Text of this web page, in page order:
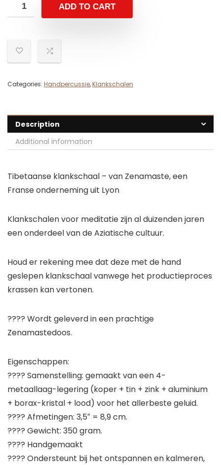
ADD TO CART
Categories: Handpercussie,Klankschalen
Description
Additional information
Tibetaanse klankschaal – van Zenamaste, een
Franse onderneming uit Lyon
Klankschalen voor meditatie zijn al duizenden jaren
een onderdeel van de Aziatische cultuur.
Houd er rekening mee dat deze met de hand
geslepen klankschaal vanwege het productieproces
krassen kan vertonen.
???? Wordt geleverd in een prachtige
Zenamastedoos.
Eigenschappen:
???? Samenstelling: gemaakt van een 4-
metaallaag-legering (koper + tin + zink + aluminium
+ borax-kristal + lood) voor het allerbeste geluid.
???? Afmetingen: 3,5″ = 8,9 cm.
???? Gewicht: 350 gram.
???? Handgemaakt
???? Ondersteunt bij het ontspannen en kalmeren,